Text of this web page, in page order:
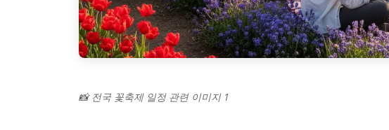
📸 전국 꽃축제 일정 관련 이미지 1